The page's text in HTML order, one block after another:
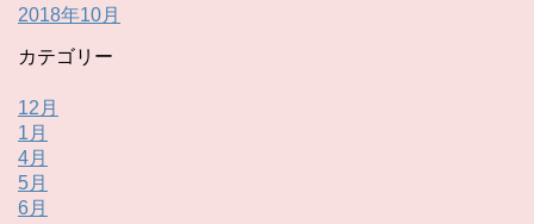
2018年10月
カテゴリー
12月
1月
4月
5月
6月